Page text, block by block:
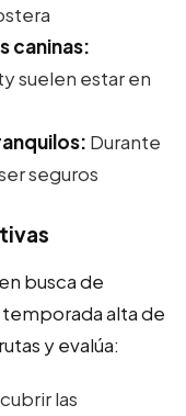
caninas:
suelen estar en
Durante
seguros
busca de
alta de
y evalúa:
las